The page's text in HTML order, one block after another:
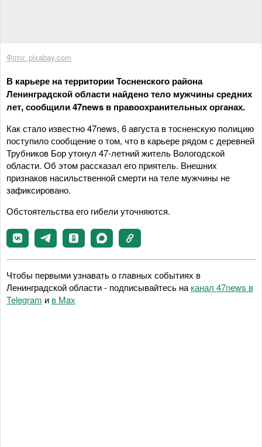
Фото: pixabay.com
В карьере на территории Тосненского района
Ленинградской области найдено тело мужчины средних
лет, сообщили 47news в правоохранительных органах.
Как стало известно 47news, 6 августа в тосненскую полицию
поступило сообщение о том, что в карьере рядом с деревней
Трубников Бор утонул 47-летний житель Вологодской
области. Об этом рассказал его приятель. Внешних
признаков насильственной смерти на теле мужчины не
зафиксировано.
Обстоятельства его гибели уточняются.
Чтобы первыми узнавать о главных событиях в
Ленинградской области - подписывайтесь на канал 47news в
Telegram и в Maх